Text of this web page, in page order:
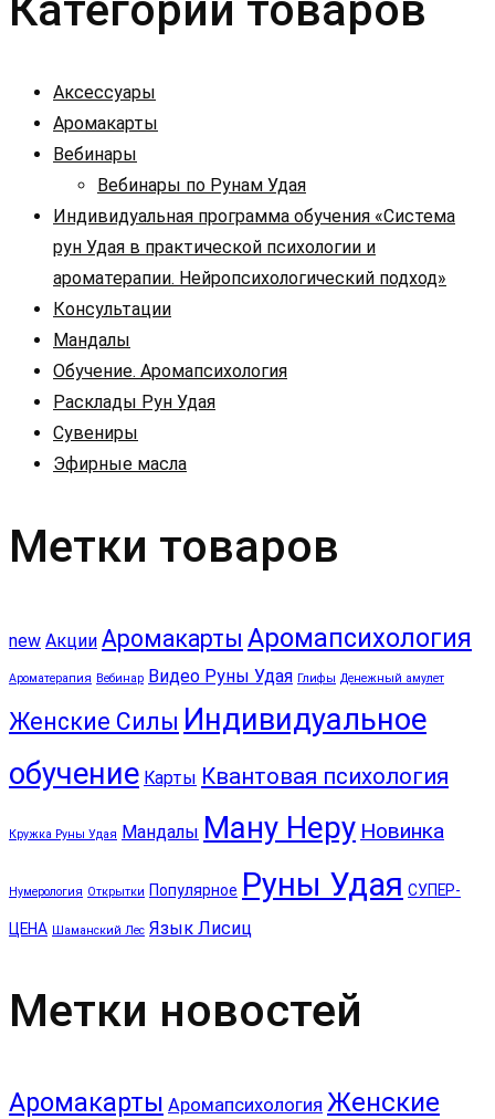
Аксессуары
Аромакарты
Вебинары
Вебинары по Рунам Удая
Индивидуальная программа обучения «Система
рун Удая в практической психологии и
ароматерапии. Нейропсихологический подход»
Консультации
Мандалы
Обучение. Аромапсихология
Расклады Рун Удая
Сувениры
Эфирные масла
Метки товаров
new Акции Аромакарты Аромапсихология
Ароматерапия Вебинар Видео Руны Удая Глифы Денежный амулет
Женские Силы Индивидуальное
обучение Карты Квантовая психология
Кружка Руны Удая Мандалы Ману Неру Новинка
Нумерология Открытки Популярное Руны Удая СУПЕР-
ЦЕНА Шаманский Лес Язык Лисиц
Метки новостей
Аромакарты Аромапсихология Женские